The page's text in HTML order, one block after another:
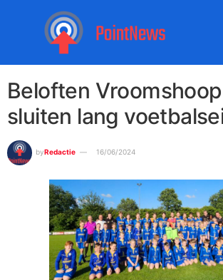
Beloften
sluiten lang
byRedactie 16/06/2024